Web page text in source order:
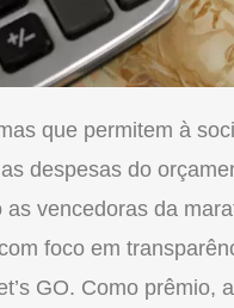
que permitem à
despesas do
as vencedoras da
foco em
GO. Como prêmio,